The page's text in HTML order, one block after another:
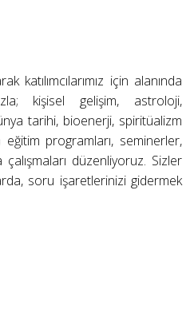
katılımcılarımız için alanında
kişisel gelişim, astroloji,
tarihi, bioenerji, spiritüalizm
programları, seminerler,
düzenliyoruz. Sizler
soru işaretlerinizi gidermek